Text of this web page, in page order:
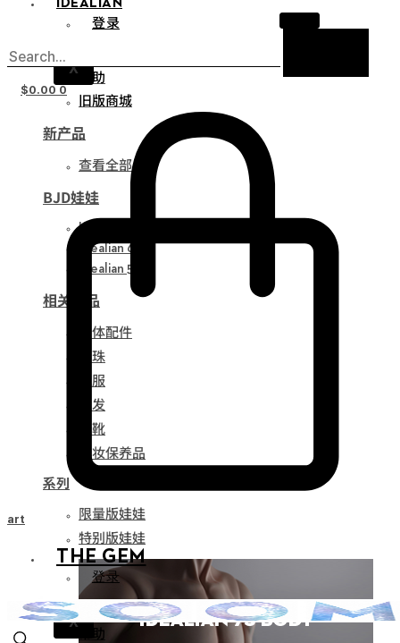
IDEALIAN
登录
X 帮助
旧版商城
新产品
查看全部
BJD娃娃
Idealian 75
Idealian 68
Idealian 51
相关产品
娃体配件
眼珠
衣服
假发
鞋靴
化妆保养品
系列
限量版娃娃
特别版娃娃
$0.00 0
THE GEM
登录
X
通知
帮助